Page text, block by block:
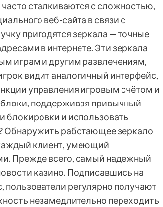
часто сталкиваются с сложностью,
веб-сайта в связи с
пригодятся зеркала — точные
в интернете. Эти зеркала
играм и другим развлечениям,
видит аналогичный интерфейс,
управления игровым счётом и
поддерживая привычный
блокировки и использовать
Обнаружить работающее зеркало
каждый клиент, умеющий
Прежде всего, самый надежный
казино. Подписавшись на
регулярно получают
незамедлительно переходить